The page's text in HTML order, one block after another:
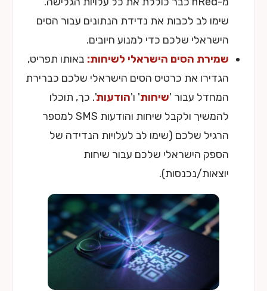
שימו לב לכבות את נדידת הנתונים עבור הסים
הישראלי שלכם כדי למנוע חיובים.
שמירת הסים הישראלי לשיחות: באותו תפריט,
הגדירו את כרטיס הסים הישראלי שלכם כברירת
המחדל עבור 'שיחות' ו'הודעות'. כך, תוכלו
להמשיך ולקבל שיחות והודעות SMS למספר
הרגיל שלכם (שימו לב לעלויות הנדידה של
הספק הישראלי שלכם עבור שיחות
יוצאות/נכנסות).